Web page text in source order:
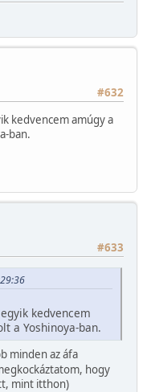
#632
kedvencem amúgy a
ban.
#633
kedvencem
a Yoshinoya-ban.
minden az áfa
hogy
mint itthon)